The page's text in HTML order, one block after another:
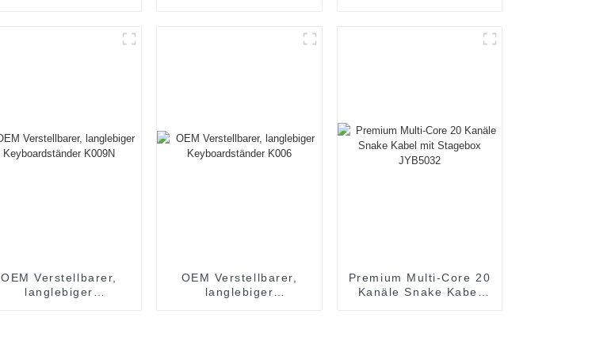
OEM Verstellbarer,
langlebiger
OEM Verstellbarer,
langlebiger
Premium Multi-Core 20
Kanäle Snake Kabel